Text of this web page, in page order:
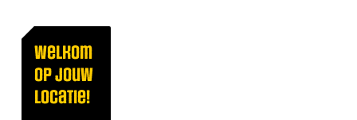
Welkom
op jouw
locatie!